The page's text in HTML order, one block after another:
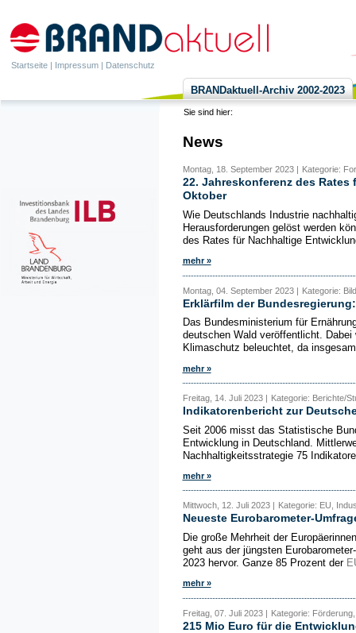
Startseite | Impressum | Datenschutz
BRANDaktuell-Archiv 2002-2023
Sie sind hier:
News
Montag, 18. September 2023 | Kategorie:
22. Jahreskonferenz des Rates
Oktober
Wie Deutschlands Industrie
Herausforderungen gelöst werden
des Rates für Nachhaltige
mehr »
Montag, 04. September 2023 | Kategorie:
Erklärfilm der
Das Bundesministerium für
deutschen Wald veröffentlicht.
Klimaschutz beleuchtet, da
mehr »
Freitag, 14. Juli 2023 | Kategorie: Berichte/
Indikatorenbericht zur
Seit 2006 misst das Statistische
Entwicklung in Deutschland.
Nachhaltigkeitsstrategie 75
mehr »
Mittwoch, 12. Juli 2023 | Kategorie: EU,
Neueste Eurobarometer-
Die große Mehrheit der
geht aus der jüngsten
2023 hervor. Ganze 85 Prozent der
mehr »
Freitag, 07. Juli 2023 | Kategorie:
215 Mio Euro für die